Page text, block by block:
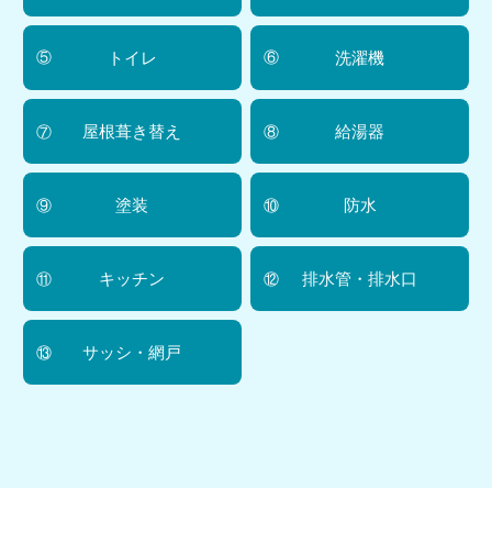
トイレ 洗濯機
屋根葺き替え 給湯器
塗装 防水
キッチン 排水管・排水口
サッシ・網戸